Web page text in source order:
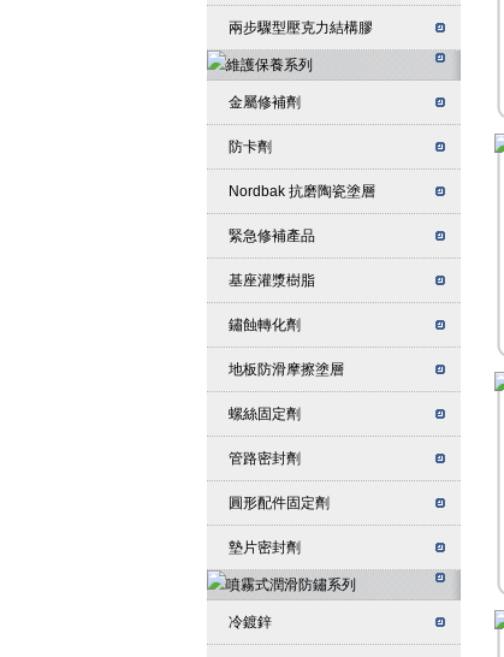
兩步驟型壓克力結構膠
金屬修補劑
防卡劑
Nordbak 抗磨陶瓷塗層
緊急修補產品
基座灌漿樹脂
鏽蝕轉化劑
地板防滑摩擦塗層
螺絲固定劑
管路密封劑
圓形配件固定劑
墊片密封劑
冷鍍鋅